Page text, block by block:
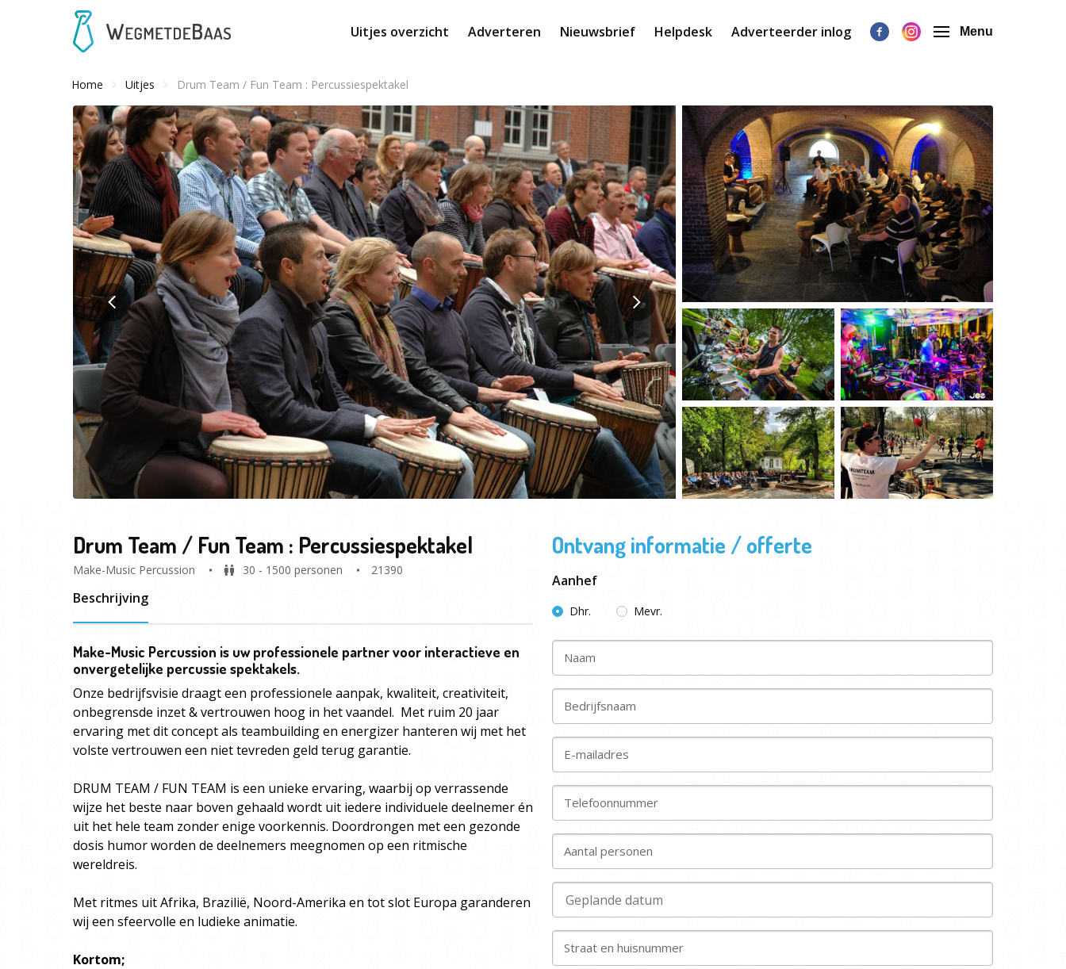
Uitjes overzicht Adverteren Nieuwsbrief Helpdesk Adverteerder inlog Menu
Home Uitjes Drum Team / Fun Team : Percussiespektakel
Drum Team / Fun Team : Percussiespektakel
Make-Music Percussion 30 - 1500 personen 21390
Beschrijving
Make-Music Percussion is uw professionele partner voor interactieve en
onvergetelijke percussie spektakels.
Onze bedrijfsvisie draagt een professionele aanpak, kwaliteit, creativiteit,
onbegrensde inzet & vertrouwen hoog in het vaandel. Met ruim 20 jaar
ervaring met dit concept als teambuilding en energizer hanteren wij met het
volste vertrouwen een niet tevreden geld terug garantie.
DRUM TEAM / FUN TEAM is een unieke ervaring, waarbij op verrassende
wijze het beste naar boven gehaald wordt uit iedere individuele deelnemer én
uit het hele team zonder enige voorkennis. Doordrongen met een gezonde
dosis humor worden de deelnemers meegnomen op een ritmische
wereldreis.
Met ritmes uit Afrika, Brazilië, Noord-Amerika en tot slot Europa garanderen
wij een sfeervolle en ludieke animatie.
Kortom;
Ontvang informatie / offerte
Aanhef
Dhr. Mevr.
Naam
Bedrijfsnaam
E-mailadres
Telefoonnummer
Aantal personen
Straat en huisnummer